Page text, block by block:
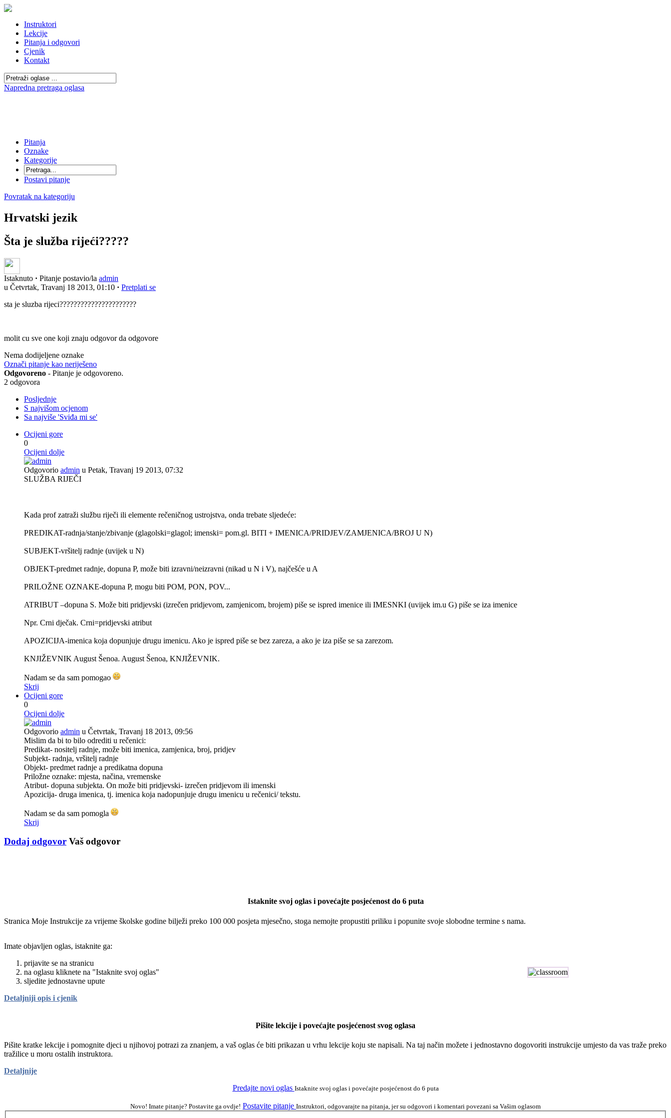
Instruktori
Lekcije
Pitanja i odgovori
Cjenik
Kontakt
Napredna pretraga oglasa
Pitanja
Oznake
Kategorije
Postavi pitanje
Povratak na kategoriju
Hrvatski jezik
Šta je služba rijeći?????
Istaknuto · Pitanje postavio/la admin
u Četvrtak, Travanj 18 2013, 01:10 · Pretplati se
sta je sluzba rijeci??????????????????????
molit cu sve one koji znaju odgovor da odgovore
Nema dodijeljene oznake
Označi pitanje kao neriješeno
Odgovoreno - Pitanje je odgovoreno.
2 odgovora
Posljednje
S najvišom ocjenom
Sa najviše 'Sviđa mi se'
Ocijeni gore
0
Ocijeni dolje
Odgovorio admin u Petak, Travanj 19 2013, 07:32
SLUŽBA RIJEČI
Kada prof zatraži službu riječi ili elemente rečeničnog ustrojstva, onda trebate sljedeće:
PREDIKAT-radnja/stanje/zbivanje (glagolski=glagol; imenski= pom.gl. BITI + IMENICA/PRIDJEV/ZAMJENICA/BROJ U N)
SUBJEKT-vršitelj radnje (uvijek u N)
OBJEKT-predmet radnje, dopuna P, može biti izravni/neizravni (nikad u N i V), najčešće u A
PRILOŽNE OZNAKE-dopuna P, mogu biti POM, PON, POV...
ATRIBUT –dopuna S. Može biti pridjevski (izrečen pridjevom, zamjenicom, brojem) piše se ispred imenice ili IMESNKI (uvijek im.u G) piše se iza imenice
Npr. Crni dječak. Crni=pridjevski atribut
APOZICIJA-imenica koja dopunjuje drugu imenicu. Ako je ispred piše se bez zareza, a ako je iza piše se sa zarezom.
KNJIŽEVNIK August Šenoa. August Šenoa, KNJIŽEVNIK.
Nadam se da sam pomogao
Skrij
Ocijeni gore
0
Ocijeni dolje
Odgovorio admin u Četvrtak, Travanj 18 2013, 09:56
Mislim da bi to bilo odrediti u rečenici:
Predikat- nositelj radnje, može biti imenica, zamjenica, broj, pridjev
Subjekt- radnja, vršitelj radnje
Objekt- predmet radnje a predikatna dopuna
Priložne oznake: mjesta, načina, vremenske
Atribut- dopuna subjekta. On može biti pridjevski- izrečen pridjevom ili imenski
Apozicija- druga imenica, tj. imenica koja nadopunjuje drugu imenicu u rečenici/ tekstu.
Nadam se da sam pomogla
Skrij
Dodaj odgovor Vaš odgovor
Istaknite svoj oglas i povećajte posjećenost do 6 puta
Stranica Moje Instrukcije za vrijeme školske godine bilježi preko 100 000 posjeta mjesečno, stoga nemojte propustiti priliku i popunite svoje slobodne termine s nama.
Imate objavljen oglas, istaknite ga:
prijavite se na stranicu
na oglasu kliknete na "Istaknite svoj oglas"
sljedite jednostavne upute
Detaljniji opis i cjenik
Pišite lekcije i povećajte posjećenost svog oglasa
Pišite kratke lekcije i pomognite djeci u njihovoj potrazi za znanjem, a vaš oglas će biti prikazan u vrhu lekcije koju ste napisali. Na taj način možete i jednostavno dogovoriti instrukcije umjesto da vas traže preko
tražilice u moru ostalih instruktora.
Detaljnije
Predajte novi oglas Istaknite svoj oglas i povećajte posjećenost do 6 puta
Novo! Imate pitanje? Postavite ga ovdje! Postavite pitanje Instruktori, odgovarajte na pitanja, jer su odgovori i komentari povezani sa Vašim oglasom